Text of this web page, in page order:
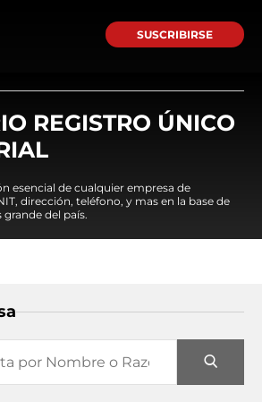
SUSCRIBIRSE
REGISTRO ÚNICO
esencial de cualquier empresa de
dirección, teléfono, y mas en la base de
del país.